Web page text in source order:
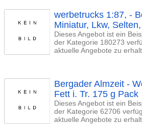
werbetrucks 1:87, -
Miniatur, Lkw,
Dieses Angebot ist ein
der Kategorie 180273
aktuelle Angebote zu
Bergader Almzeit -
Fett i. Tr. 175 g Pack
Dieses Angebot ist ein
der Kategorie 62706
aktuelle Angebote zu